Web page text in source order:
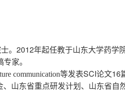
。 2012年起任教于山东大学药学
家。
communication等发表SCI论文16
山东省重点研发计划、山东省自